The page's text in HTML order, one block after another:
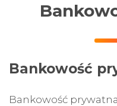
Bankowość
Bankowość